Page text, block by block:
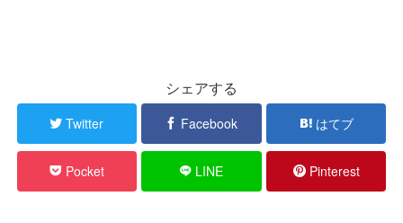
シェアする
Twitter Facebook はてブ
Pocket LINE Pinterest